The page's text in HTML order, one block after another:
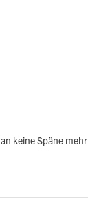
keine Späne